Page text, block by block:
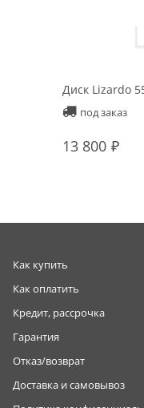
Диск Lizardo
под заказ
13 800
Как купить
Как оплатить
Кредит, рассрочка
Гарантия
Отказ/возврат
Доставка и самовывоз